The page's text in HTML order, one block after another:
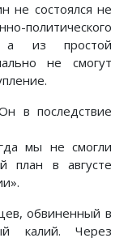
не состоялся не
политического
а из простой
не смогут
в последствие
мы не смогли
план в августе
обвиненный в
калий. Через